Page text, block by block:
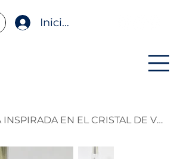
Iniciar sesión
146. FRAGANCIA INSPIRADA EN EL CRISTAL DE VERSACE B.